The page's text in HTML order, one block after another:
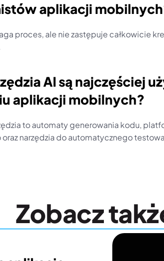
aplikacji
proces, ale nie zastępuje całkowicie
AI są najczęściej
aplikacji mobilnych?
to automaty generowania kodu,
narzędzia do automatycznego
Zobacz